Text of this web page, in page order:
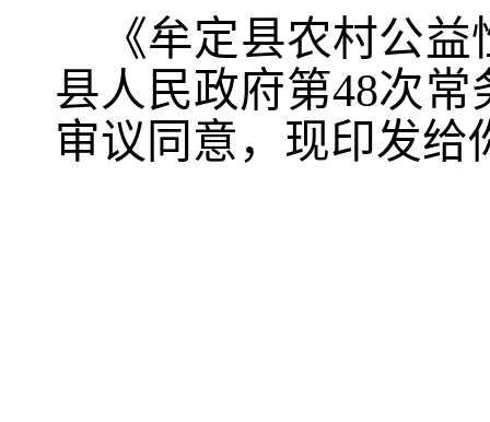
《牟定县农村公
县人民政府第48次常
审议同意，现印发给